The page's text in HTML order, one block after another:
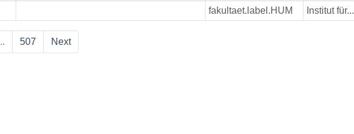
fakultaet.label.HUM Institut für...
.. 507 Next